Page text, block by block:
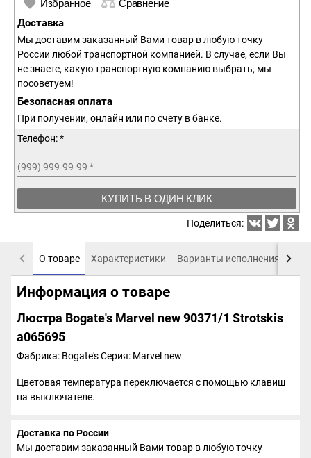
Избранное Сравнение
Доставка
Мы доставим заказанный Вами товар в любую точку
России любой транспортной компанией. В случае, если Вы
не знаете, какую транспортную компанию выбрать, мы
посоветуем!
Безопасная оплата
При получении, онлайн или по счету в банке.
Телефон: *
(999) 999-99-99 *
КУПИТЬ В ОДИН КЛИК
Поделиться:
О товаре Характеристики Варианты исполнения
Информация о товаре
Люстра Bogate's Marvel new 90371/1 Strotskis
a065695
Фабрика: Bogate'sСерия: Marvel new
Цветовая температура переключается с помощью клавиш
на выключателе.
Доставка по России
Мы доставим заказанный Вами товар в любую точку